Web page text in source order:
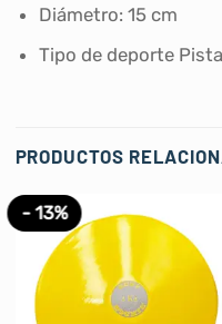
Diámetro: 15 cm
Tipo de deporte
PRODUCTOS
- 13%